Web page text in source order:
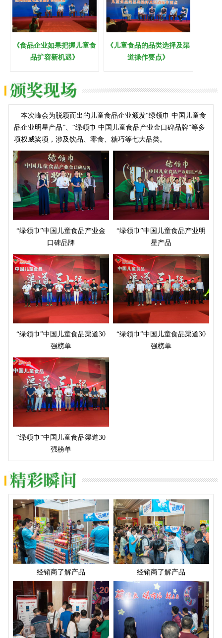
《食品企业如果把握儿童食
品扩容新机遇》
《儿童食品的品类选择及渠
道操作要点》
本次峰会为脱颖而出的儿童食品企业颁发“绿领巾 中国儿童食
品企业明星产品”、“绿领巾 中国儿童食品产业金口碑品牌”等多
项权威奖项，涉及饮品、零食、糖巧等七大品类。
“绿领巾”中国儿童食品产业金
口碑品牌
“绿领巾”中国儿童食品产业明
星产品
“绿领巾”中国儿童食品渠道30
强榜单
“绿领巾”中国儿童食品渠道30
强榜单
“绿领巾”中国儿童食品渠道30
强榜单
经销商了解产品 经销商了解产品